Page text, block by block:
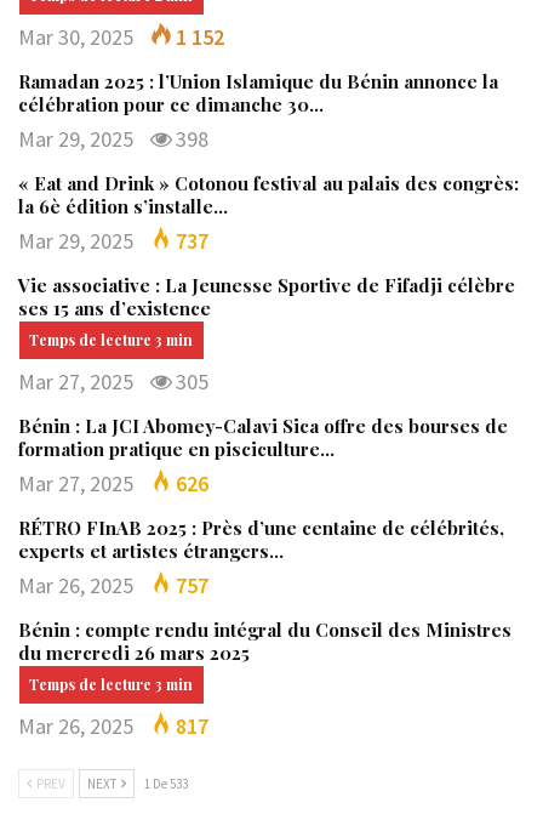
Mar 30, 2025 1 152
Ramadan 2025 : l’Union Islamique du Bénin annonce la
célébration pour ce dimanche 30…
Mar 29, 2025 398
« Eat and Drink » Cotonou festival au palais des congrès:
la 6è édition s’installe…
Mar 29, 2025 737
Vie associative : La Jeunesse Sportive de Fifadji célèbre
ses 15 ans d’existence
Mar 27, 2025 305
Bénin : La JCI Abomey-Calavi Sica offre des bourses de
formation pratique en pisciculture…
Mar 27, 2025 626
RÉTRO FInAB 2025 : Près d’une centaine de célébrités,
experts et artistes étrangers…
Mar 26, 2025 757
Bénin : compte rendu intégral du Conseil des Ministres
du mercredi 26 mars 2025
Mar 26, 2025 817
PREV NEXT 1 De 533